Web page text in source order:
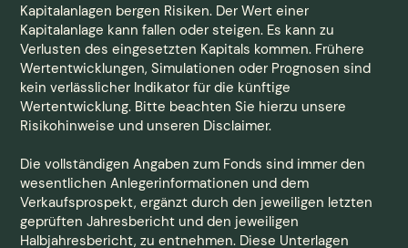
Kapitalanlagen bergen Risiken. Der Wert einer
Kapitalanlage kann fallen oder steigen. Es kann zu
Verlusten des eingesetzten Kapitals kommen. Frühere
Wertentwicklungen, Simulationen oder Prognosen sind
kein verlässlicher Indikator für die künftige
Wertentwicklung. Bitte beachten Sie hierzu unsere
Risikohinweise und unseren Disclaimer.
Die vollständigen Angaben zum Fonds sind immer den
wesentlichen Anlegerinformationen und dem
Verkaufsprospekt, ergänzt durch den jeweiligen letzten
geprüften Jahresbericht und den jeweiligen
Halbjahresbericht, zu entnehmen. Diese Unterlagen